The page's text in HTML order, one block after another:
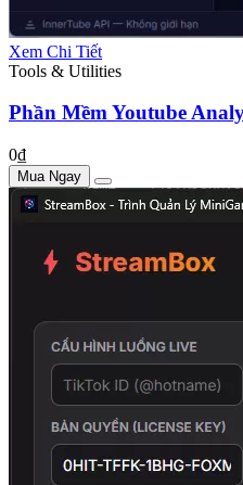
Xem Chi Tiết
Tools & Utilities
Phần Mềm Youtube
0₫
Mua Ngay